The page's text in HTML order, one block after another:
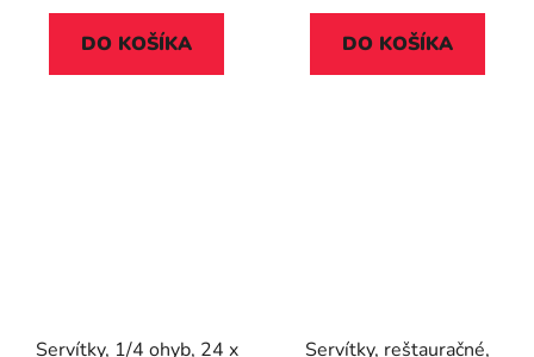
DO KOŠÍKA DO KOŠÍKA
Servítky, 1/4 ohyb, 24 x
Servítky, reštauračné,